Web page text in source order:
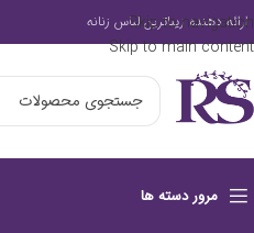
Skip to navigation
Skip to main content
ارائه دهنده زیباترین لباس زنانه
مرور دسته ها